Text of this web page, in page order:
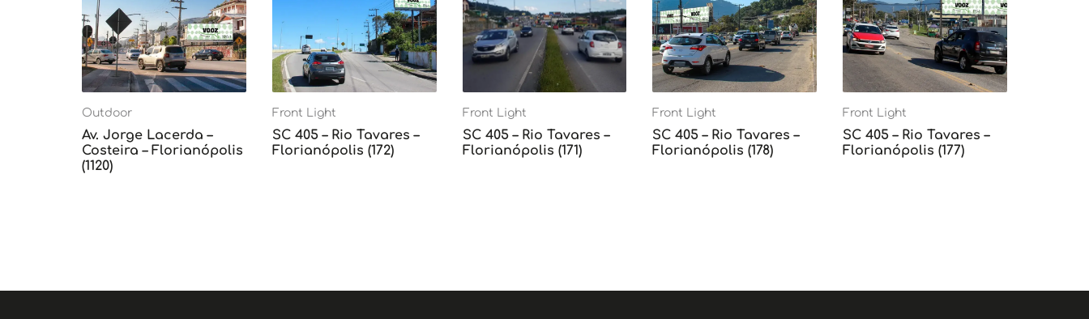
Outdoor
Av. Jorge Lacerda –
Costeira – Florianópolis
(1120)
Front Light
SC 405 – Rio Tavares –
Florianópolis (172)
Front Light
SC 405 – Rio Tavares –
Florianópolis (171)
Front Light
SC 405 – Rio Tavares –
Florianópolis (178)
Front Light
SC 405 – Rio Tavares –
Florianópolis (177)